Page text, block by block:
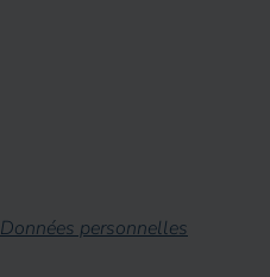
Données personnelles